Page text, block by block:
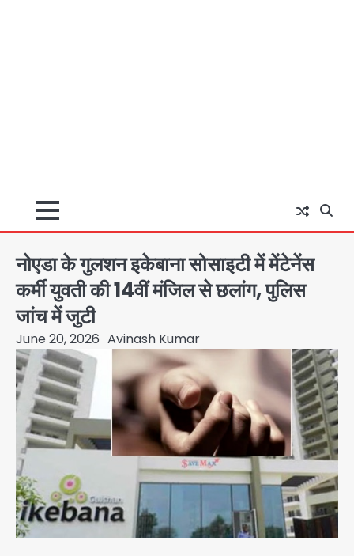
नोएडा के गुलशन इकेबाना सोसाइटी में मेंटेनेंस
कर्मी युवती की 14वीं मंजिल से छलांग, पुलिस
जांच में जुटी
June 20, 2026 Avinash Kumar